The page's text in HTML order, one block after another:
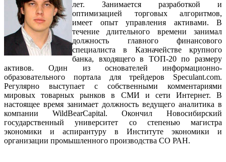
лет. Занимается разработкой и
оптимизацией торговых алгоритмов,
имеет опыт управления активами. В
течение длительного времени занимал
должность главного финансового
специалиста в Казначействе крупного
банка, входящего в ТОП-20 по размеру
активов. Один из основателей информационно-
образовательного портала для трейдеров Speculant.com.
Регулярно выступает с собственными комментариями
мировых товарных рынков в СМИ и сети Интернет. В
настоящее время занимает должность ведущего аналитика в
компании WildBearCapital. Окончил Новосибирский
государственный университет со степенью магистра
экономики и аспирантуру в Институте экономики и
организации промышленного производства СО РАН.